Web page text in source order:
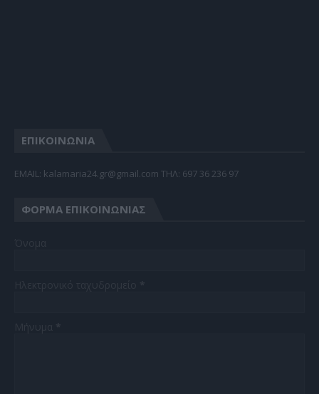
ΕΠΙΚΟΙΝΩΝΙΑ
EMAIL: kalamaria24.gr@gmail.com TΗΛ: 697 36 236 97
ΦΌΡΜΑ ΕΠΙΚΟΙΝΩΝΊΑΣ